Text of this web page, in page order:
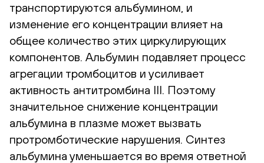
транспортируются альбумином, и
изменение его концентрации влияет на
общее количество этих циркулирующих
компонентов. Альбумин подавляет процесс
агрегации тромбоцитов и усиливает
активность антитромбина III. Поэтому
значительное снижение концентрации
альбумина в плазме может вызвать
протромботические нарушения. Синтез
альбумина уменьшается во время ответной